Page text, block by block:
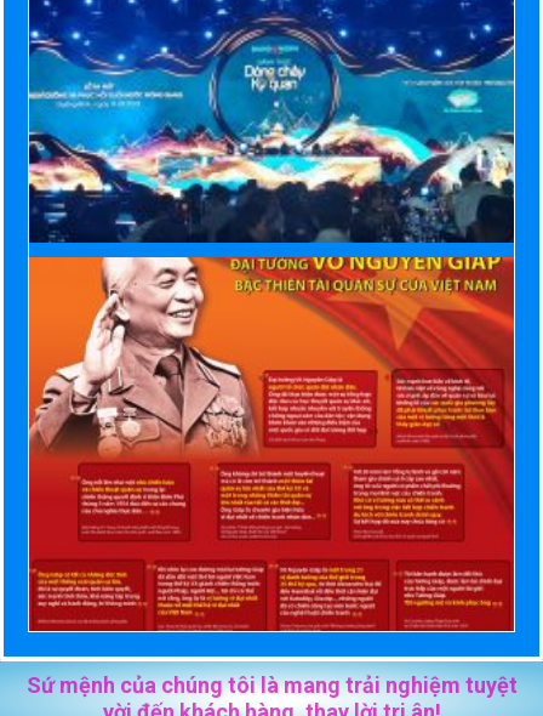
Sứ mệnh của chúng tôi là mang trải nghiệm tuyệt